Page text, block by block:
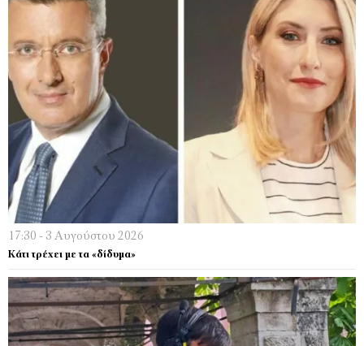
17:30 - 3 Αυγούστου 2026
Κάτι τρέχει µε τα «δίδυµα»